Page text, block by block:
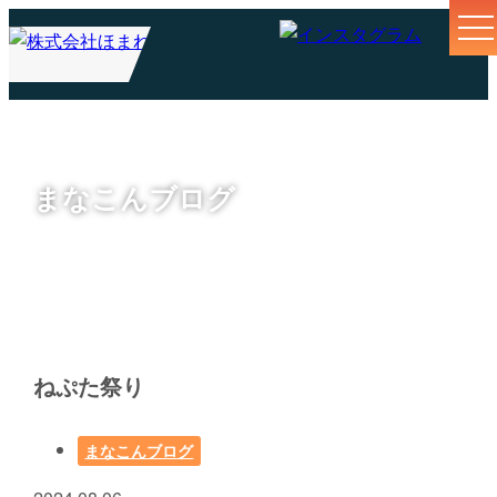
まなこんブログ
ねぷた祭り
まなこんブログ